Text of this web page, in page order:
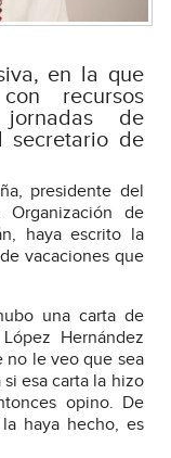
en la que
recursos
jornadas de
secretario de
presidente del
de
haya escrito la
vacaciones que
una carta de
Hernández
no le veo que sea
esa carta la hizo
opino. De
haya hecho, es